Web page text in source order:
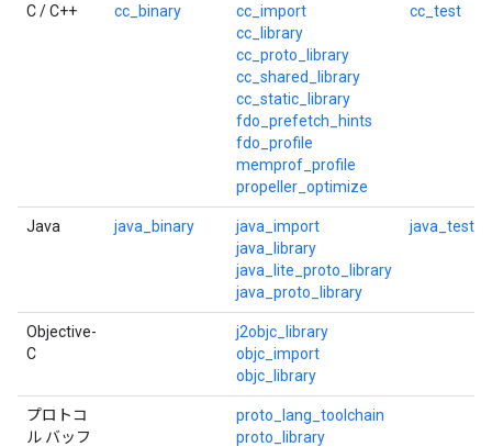
C / C++ cc_binary
cc_import
cc_library
cc_proto_library
cc_shared_library
cc_static_library
fdo_prefetch_hints
fdo_profile
memprof_profile
propeller_optimize
cc_test
Java java_binary
java_import
java_library
java_lite_proto_library
java_proto_library
java_test
Objective-
C
j2objc_library
objc_import
objc_library
プロトコ
ル バッフ
proto_lang_toolchain
proto_library